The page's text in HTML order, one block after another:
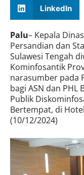
LinkedIn
Palu– Kepala
Persandian dan
Sulawesi Tengah
Kominfosantik
narasumber pada
bagi ASN dan
Publik
Bertempat, di
(10/12/2024)